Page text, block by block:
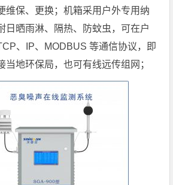
维保、更换；机箱采用户外专用纳
日晒雨淋、隔热、防蚊虫，可在户
、IP、MODBUS 等通信协议，即
当地环保局，也可有线远传组网；